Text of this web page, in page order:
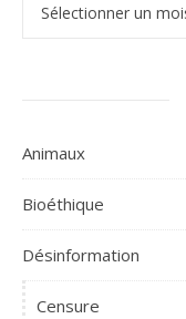
Animaux
Bioéthique
Désinformation
Censure